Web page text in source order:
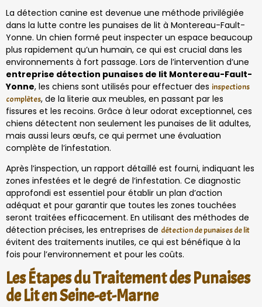
La détection canine est devenue une méthode privilégiée
dans la lutte contre les punaises de lit à Montereau-Fault-
Yonne. Un chien formé peut inspecter un espace beaucoup
plus rapidement qu’un humain, ce qui est crucial dans les
environnements à fort passage. Lors de l’intervention d’une
entreprise détection punaises de lit Montereau-Fault-
Yonne, les chiens sont utilisés pour effectuer des inspections
complètes, de la literie aux meubles, en passant par les
fissures et les recoins. Grâce à leur odorat exceptionnel, ces
chiens détectent non seulement les punaises de lit adultes,
mais aussi leurs œufs, ce qui permet une évaluation
complète de l’infestation.
Après l’inspection, un rapport détaillé est fourni, indiquant les
zones infestées et le degré de l’infestation. Ce diagnostic
approfondi est essentiel pour établir un plan d’action
adéquat et pour garantir que toutes les zones touchées
seront traitées efficacement. En utilisant des méthodes de
détection précises, les entreprises de détection de punaises de lit
évitent des traitements inutiles, ce qui est bénéfique à la
fois pour l’environnement et pour les coûts.
Les Étapes du Traitement des Punaises
de Lit en Seine-et-Marne